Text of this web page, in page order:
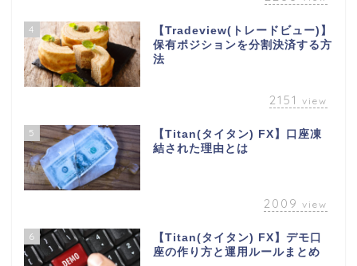
4
【Tradeview(トレードビュー)】
保有ポジションを分割決済する方
法
2151 view
5
【Titan(タイタン) FX】口座凍
結された理由とは
2009 view
6
【Titan(タイタン) FX】デモ口
座の作り方と運用ルールまとめ